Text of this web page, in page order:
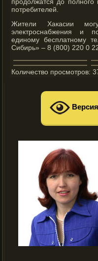
продолжатся до полного
потребителей.
Жители Хакасии
электроснабжения и
единому бесплатному
Сибирь» – 8 (800) 220 0
Количество просмотров: